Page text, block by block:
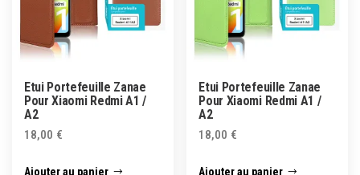
Etui Portefeuille Zanae
Pour Xiaomi Redmi A1 /
A2
18,00 €
Ajouter au panier
Etui Portefeuille Zanae
Pour Xiaomi Redmi A1 /
A2
18,00 €
Ajouter au panier